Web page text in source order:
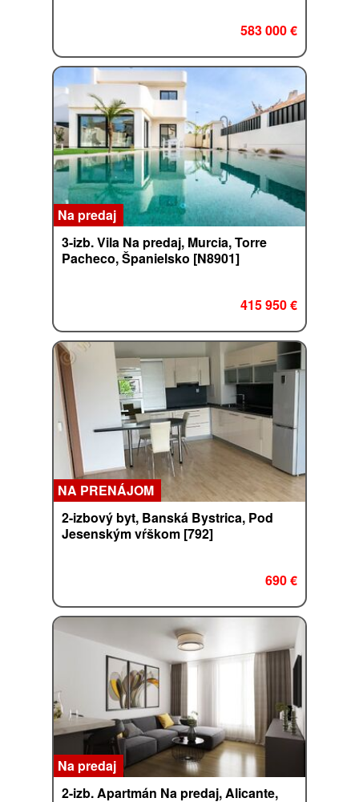
583 000 €
Na predaj
3-izb. Vila Na predaj, Murcia, Torre
Pacheco, Španielsko [N8901]
415 950 €
NA PRENÁJOM
2-izbový byt, Banská Bystrica, Pod
Jesenským vŕškom [792]
690 €
Na predaj
2-izb. Apartmán Na predaj, Alicante,